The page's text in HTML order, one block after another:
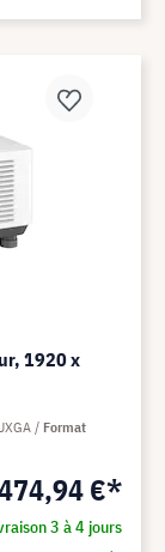
1920 x
€*
3 à 4 jours
Format